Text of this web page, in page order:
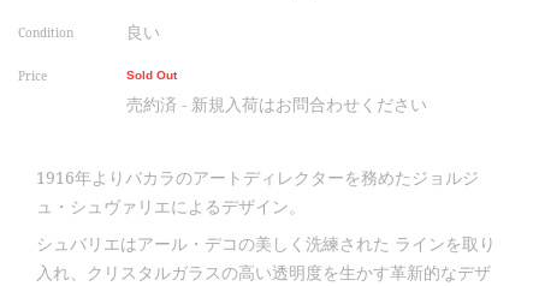
Condition 良い
Price Sold Out
売約済 - 新規入荷はお問合わせください
1916年よりバカラのアートディレクターを務めたジョルジ
ュ・シュヴァリエによるデザイン。
シュバリエはアール・デコの美しく洗練された ラインを取り
入れ、クリスタルガラスの高い透明度を生かす革新的なデザ